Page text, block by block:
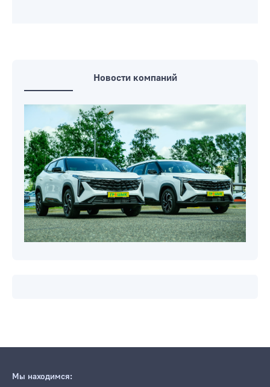
Новости компаний
Мы находимся: